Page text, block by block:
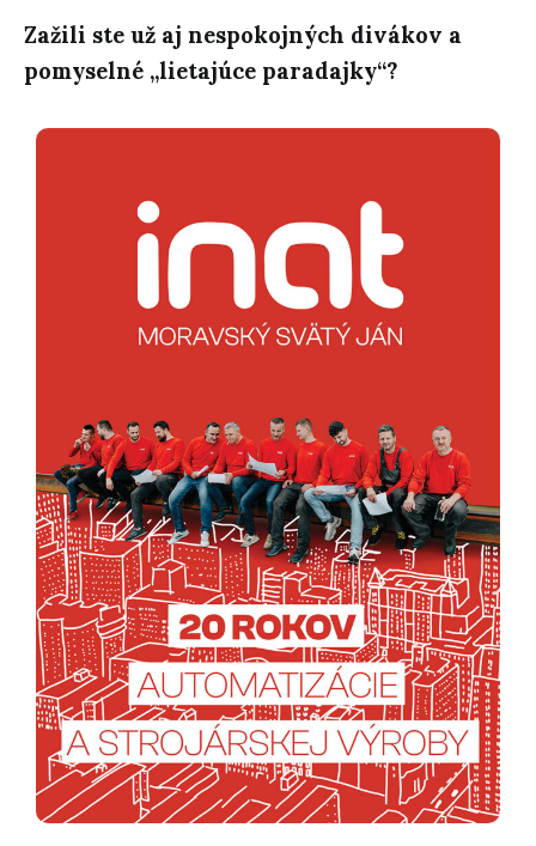
Zažili ste už aj nespokojných divákov a
pomyselné „lietajúce paradajky“?